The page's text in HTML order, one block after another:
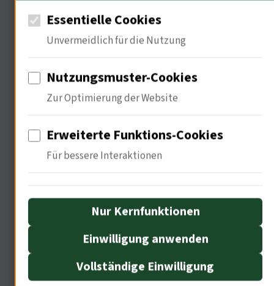
Erwerb solcher Objekte auch Teil einer
größeren Erzählung werden – Wie
Antiquitäten das Verständnis von
sozialer Klasse?
• Quelle: Sozialwissenschaften, "und
Antiquitäten", S. 8
Die Bedeutung von Musik in der
Trödelkultur
Essentielle Cookies
Unvermeidlich für die Nutzung
Nutzungsmuster-Cookies
Zur Optimierung der Website
Erweiterte Funktions-Cookies
Für bessere Interaktionen
Nur Kernfunktionen
Einwilligung anwenden
Vollständige Einwilligung